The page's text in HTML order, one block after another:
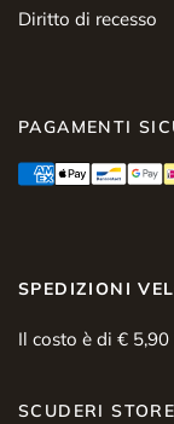
Diritto di recesso
PAGAMENTI
SPEDIZIONI
Il costo è di €
SCUDERI STORE